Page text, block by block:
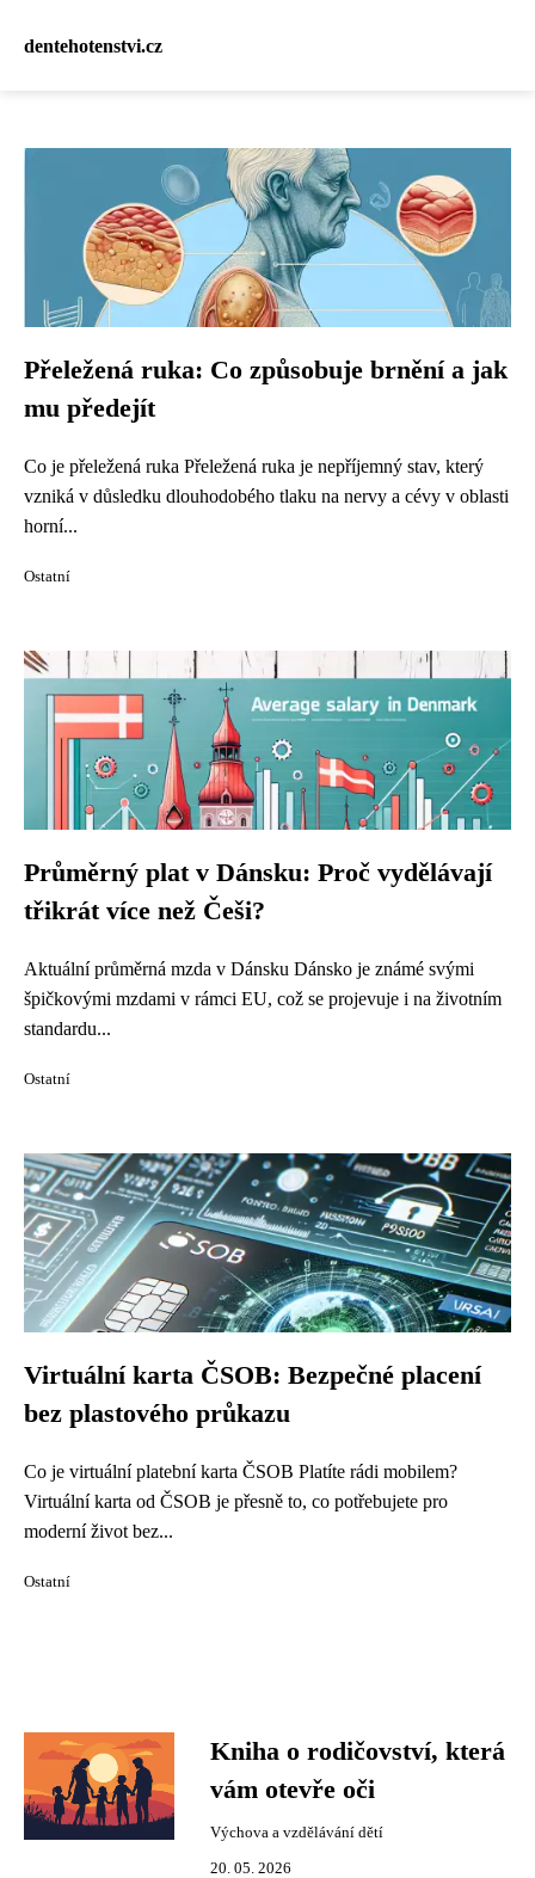
dentehotenstvi.cz
Přeležená ruka: Co způsobuje brnění a jak
mu předejít
Co je přeležená ruka Přeležená ruka je nepříjemný stav, který
vzniká v důsledku dlouhodobého tlaku na nervy a cévy v oblasti
horní...
Ostatní
Průměrný plat v Dánsku: Proč vydělávají
třikrát více než Češi?
Aktuální průměrná mzda v Dánsku Dánsko je známé svými
špičkovými mzdami v rámci EU, což se projevuje i na životním
standardu...
Ostatní
Virtuální karta ČSOB: Bezpečné placení
bez plastového průkazu
Co je virtuální platební karta ČSOB Platíte rádi mobilem?
Virtuální karta od ČSOB je přesně to, co potřebujete pro
moderní život bez...
Ostatní
Kniha o rodičovství, která
vám otevře oči
Výchova a vzdělávání dětí
20. 05. 2026